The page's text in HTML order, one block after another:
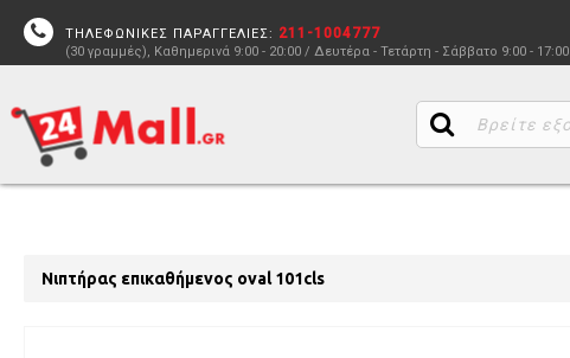
ΤΗΛΕΦΩΝΙΚΕΣ ΠΑΡΑΓΓΕΛΙΕΣ: 211-1004777
(30 γραμμές), Καθημερινά 9:00 - 20:00 / Δευτέρα - Τετάρτη - Σάββατο 9:00 - 17:00
Νιπτήρας επικαθήμενος oval 101cls